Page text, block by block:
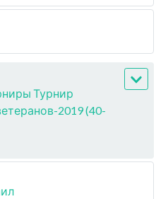
Турнир
2019 (40-